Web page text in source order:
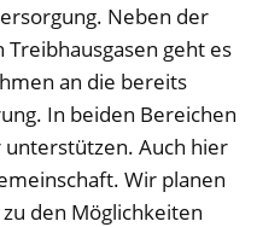
Neben der
geht es
an die bereits
In beiden Bereichen
Auch hier
Wir planen
den Möglichkeiten